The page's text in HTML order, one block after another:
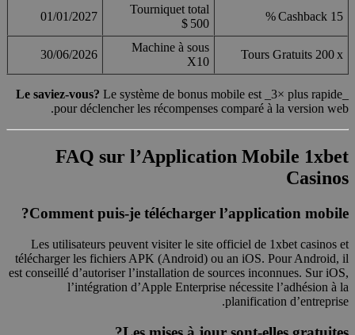
Cashback 15 %
Tourniquet total
500 $
01/01/2027
Tours Gratuits 200 x
Machine à sous
X10
30/06/2026
Le saviez-vous? Le système de bonus mobile est _3× plus rapide_
pour déclencher les récompenses comparé à la version web.
FAQ sur l’Application Mobile 1xbet
Casinos
Comment puis-je télécharger l’application mobile?
Les utilisateurs peuvent visiter le site officiel de 1xbet casinos et
télécharger les fichiers APK (Android) ou an iOS. Pour Android, il
est conseillé d’autoriser l’installation de sources inconnues. Sur iOS,
l’intégration d’Apple Enterprise nécessite l’adhésion à la
planification d’entreprise.